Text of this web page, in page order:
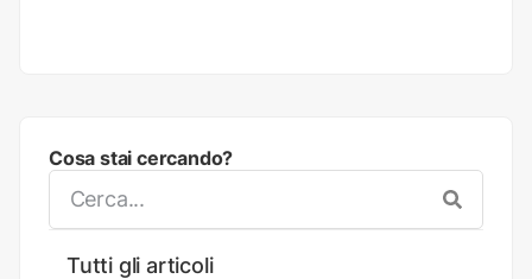
Cosa stai cercando?
Tutti gli articoli